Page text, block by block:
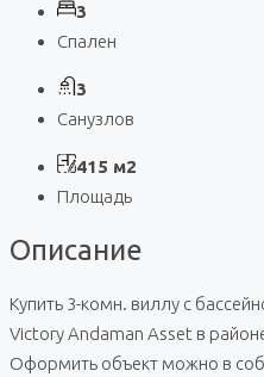
3
Спален
3
Санузлов
415 м2
Площадь
Описание
Купить 3-комн. виллу с
Victory Andaman Asset в
Оформить объект можно в